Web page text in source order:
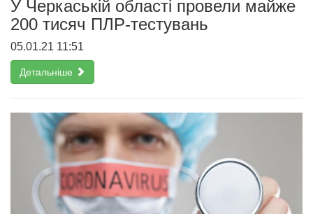
У Черкаській області провели майже
200 тисяч ПЛР-тестувань
05.01.21 11:51
Детальніше